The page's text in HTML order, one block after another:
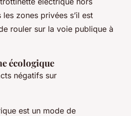
zones privées s’il est
rouler sur la voie publique à
écologique
négatifs sur
est un mode de